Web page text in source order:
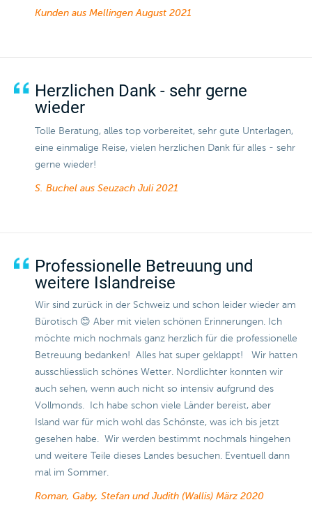
​​​​​​​Kunden aus MellingenAugust 2021
Herzlichen Dank - sehr gerne
wieder
Tolle Beratung, alles top vorbereitet, sehr gute Unterlagen,
eine einmalige Reise, vielen herzlichen Dank für alles - sehr
gerne wieder!
S. Buchel aus Seuzach Juli 2021
Professionelle Betreuung und
weitere Islandreise
Wir sind zurück in der Schweiz und schon leider wieder am
Bürotisch 😊 Aber mit vielen schönen Erinnerungen. Ich
möchte mich nochmals ganz herzlich für die professionelle
Betreuung bedanken! Alles hat super geklappt! Wir hatten
ausschliesslich schönes Wetter. Nordlichter konnten wir
auch sehen, wenn auch nicht so intensiv aufgrund des
Vollmonds. Ich habe schon viele Länder bereist, aber
Island war für mich wohl das Schönste, was ich bis jetzt
gesehen habe. Wir werden bestimmt nochmals hingehen
und weitere Teile dieses Landes besuchen. Eventuell dann
mal im Sommer.
Roman, Gaby, Stefan und Judith (Wallis) März 2020